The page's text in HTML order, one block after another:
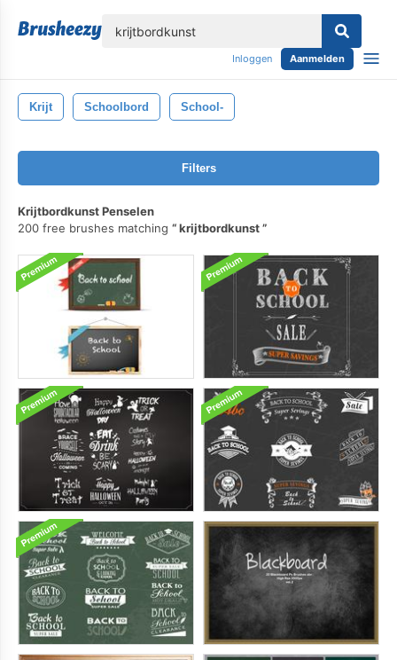
Inloggen Aanmelden
Krijt Schoolbord School-
Filters
Krijtbordkunst Penselen
200 free brushes matching
krijtbordkunst